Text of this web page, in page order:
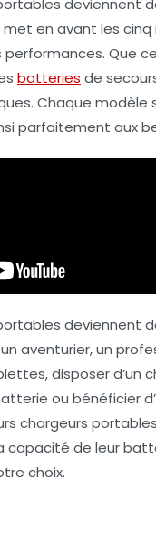
deviennent
met en avant les cinq
performances. Que
batteries de
Chaque
parfaitement aux
aventurier, un
disposer d’un
ou bénéficier
chargeurs
capacité de leur
choix.